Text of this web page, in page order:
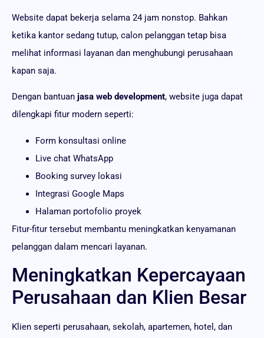
Website dapat bekerja selama 24 jam nonstop. Bahkan
ketika kantor sedang tutup, calon pelanggan tetap bisa
melihat informasi layanan dan menghubungi perusahaan
kapan saja.
Dengan bantuan jasa web development, website juga dapat
dilengkapi fitur modern seperti:
Form konsultasi online
Live chat WhatsApp
Booking survey lokasi
Integrasi Google Maps
Halaman portofolio proyek
Fitur-fitur tersebut membantu meningkatkan kenyamanan
pelanggan dalam mencari layanan.
Meningkatkan Kepercayaan
Perusahaan dan Klien Besar
Klien seperti perusahaan, sekolah, apartemen, hotel, dan